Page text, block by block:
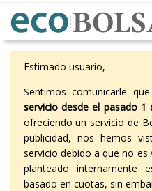
Estimado usuario,
Sentimos comunicarle que
servicio desde el pasado 1
ofreciendo un servicio de
publicidad, nos hemos
servicio debido a que no
planteado internamente
basado en cuotas, sin